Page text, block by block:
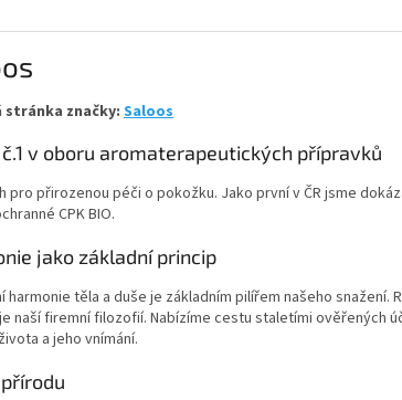
stránka značky:Saloos
č.1 v oboru aromaterapeutických přípravků
pro přirozenou péči o pokožku. Jako první v ČR jsme
CPK BIO.
jako základní princip
harmonie těla a duše je základním pilířem našeho
naší firemní filozofií. Nabízíme cestu staletími ověřených
a jeho vnímání.